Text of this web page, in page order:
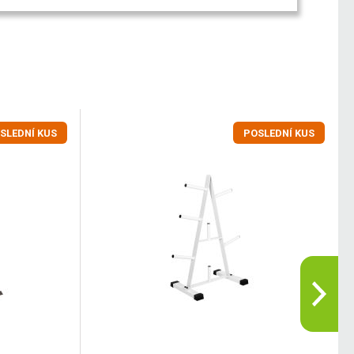
KUS POSLEDNÍ KUS